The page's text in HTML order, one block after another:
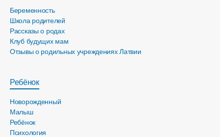
Беременность
Школа родителей
Рассказы о родах
Клуб будущих мам
Отзывы о родильных учреждениях Латвии
Ребёнок
Новорожденный
Малыш
Ребёнок
Психология